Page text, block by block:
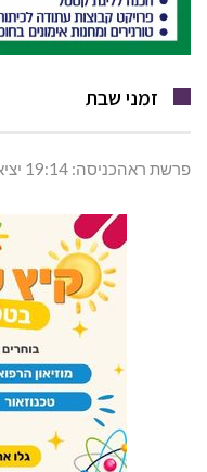
זמני שבת
פרשת ראהכניסה: 19:14 יציאה: 20:12